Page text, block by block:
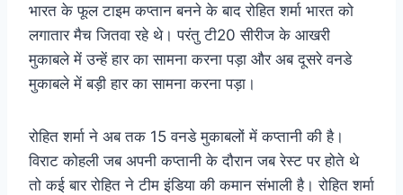
भारत के फूल टाइम कप्तान बनने के बाद रोहित शर्मा भारत को
लगातार मैच जितवा रहे थे। परंतु टी20 सीरीज के आखरी
मुकाबले में उन्हें हार का सामना करना पड़ा और अब दूसरे वनडे
मुकाबले में बड़ी हार का सामना करना पड़ा।
रोहित शर्मा ने अब तक 15 वनडे मुकाबलों में कप्तानी की है।
विराट कोहली जब अपनी कप्तानी के दौरान जब रेस्ट पर होते थे
तो कई बार रोहित ने टीम इंडिया की कमान संभाली है। रोहित शर्मा